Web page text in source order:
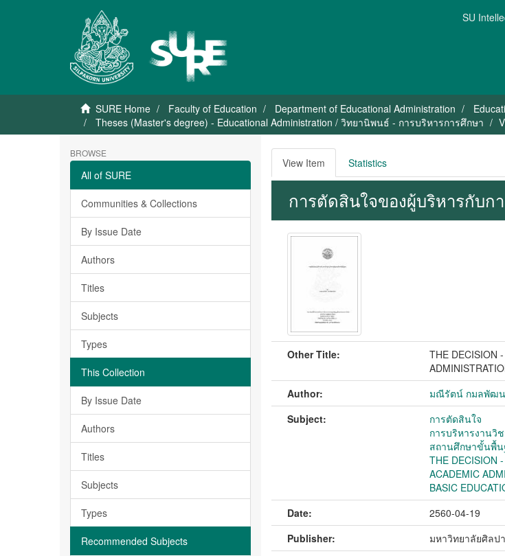
SU
SURE Home Faculty of Education Department of Educational Administration
Theses (Master's degree) - Educational Administration / วิทยานิพนธ์ - การบริหารการศึกษา
BROWSE
All of SURE
Communities & Collections
By Issue Date
Authors
Titles
Subjects
Types
This Collection
By Issue Date
Authors
Titles
Subjects
Types
Recommended Subjects
View Item Statistics
การตัดสินใจของผู้บริหารกับก
Other Title:
THE DECISION
Author:
มณีรัตน์ กมลพัฒ
Subject:
การตัดสินใจ
การบริหารงานวิ
สถานศึกษาขั้นพื้
THE DECISION
ACADEMIC
BASIC
Date:
2560-04-19
Publisher:
มหาวิทยาลัยศิลป